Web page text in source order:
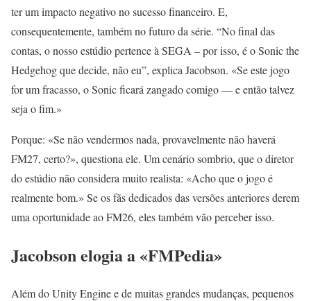
ter um impacto negativo no sucesso financeiro. E,
consequentemente, também no futuro da série. “No final das
contas, o nosso estúdio pertence à SEGA – por isso, é o Sonic the
Hedgehog que decide, não eu”, explica Jacobson. «Se este jogo
for um fracasso, o Sonic ficará zangado comigo — e então talvez
seja o fim.»
Porque: «Se não vendermos nada, provavelmente não haverá
FM27, certo?», questiona ele. Um cenário sombrio, que o diretor
do estúdio não considera muito realista: «Acho que o jogo é
realmente bom.» Se os fãs dedicados das versões anteriores derem
uma oportunidade ao FM26, eles também vão perceber isso.
Jacobson elogia a «FMPedia»
Além do Unity Engine e de muitas grandes mudanças, pequenos